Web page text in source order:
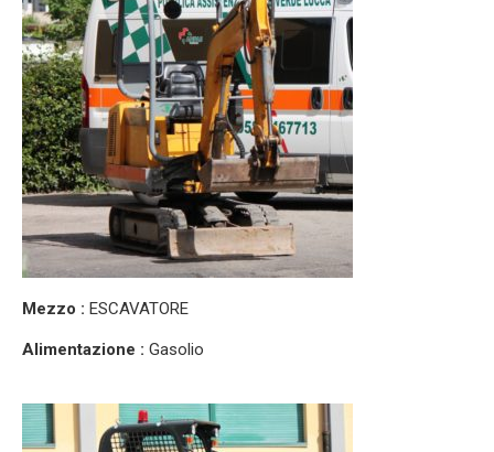
Mezzo : ESCAVATORE
Alimentazione : Gasolio